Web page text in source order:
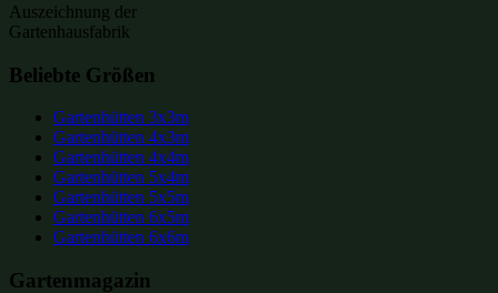
Auszeichnung der
Gartenhausfabrik
Beliebte Größen
Gartenhütten 3x3m
Gartenhütten 4x3m
Gartenhütten 4x4m
Gartenhütten 5x4m
Gartenhütten 5x5m
Gartenhütten 6x5m
Gartenhütten 6x6m
Gartenmagazin